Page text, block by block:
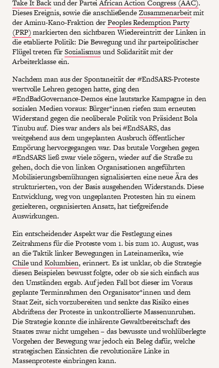
Take It Backund der ParteiAfrican Action Congress (AAC).
Dieses Ereignis, sowie die anschließendeZusammenarbeitmit
der Aminu-Kano-Fraktion derPeoples Redemption Party
(PRP)markierten den sichtbaren Wiedereintritt der Linken in
die etablierte Politik: Die Bewegung und ihr parteipolitischer
Flügel treten fürSozialismusund Solidarität mit der
Arbeiterklasse ein.
Nachdem man aus der Spontaneität der #EndSARS-Proteste
wertvolle Lehren gezogen hatte, ging den
#EndBadGovernance-Demos eine lautstarke Kampagne in den
sozialen Medien voraus: Bürger*innen riefen zum erneuten
Widerstand gegen die neoliberale Politik von Präsident Bola
Tinubu auf. Dies war anders als bei #EndSARS, das
weitgehend aus dem ungeplanten Ausbruch öffentlicher
Empörung hervorgegangen war. Das brutale Vorgehen gegen
#EndSARS ließ zwar viele zögern, wieder auf die Straße zu
gehen, doch die von linken Organisationen angeführten
Mobilisierungsbemühungen signalisierten eine neue Ära des
strukturierten, von der Basis ausgehenden Widerstands. Diese
Entwicklung, weg von ungeplanten Protesten hin zu einem
gezielteren, organisierten Ansatz, hat tiefgreifende
Auswirkungen.
Ein entscheidender Aspekt war die Festlegung eines
Zeitrahmens für die Proteste vom 1. bis zum 10. August, was
an die Taktik linker Bewegungen in Lateinamerika, wie
ChileundKolumbien, erinnert. Es ist unklar, ob die Strategie
diesen Beispielen bewusst folgte, oder ob sie sich einfach aus
den Umständen ergab. Auf jeden Fall bot dieser im Voraus
geplante Terminrahmen den Organisator*innen und dem
Staat Zeit, sich vorzubereiten und senkte das Risiko eines
Abdriftens der Proteste in unkontrollierte Massenunruhen.
Die Strategie konnte die inhärente Gewaltbereitschaft des
Staates zwar nicht umgehen – das bewusste und wohlüberlegte
Vorgehen der Bewegung war jedoch ein Beleg dafür, welche
strategischen Einsichten die revolutionäre Linke in
Massenproteste einbringen kann.